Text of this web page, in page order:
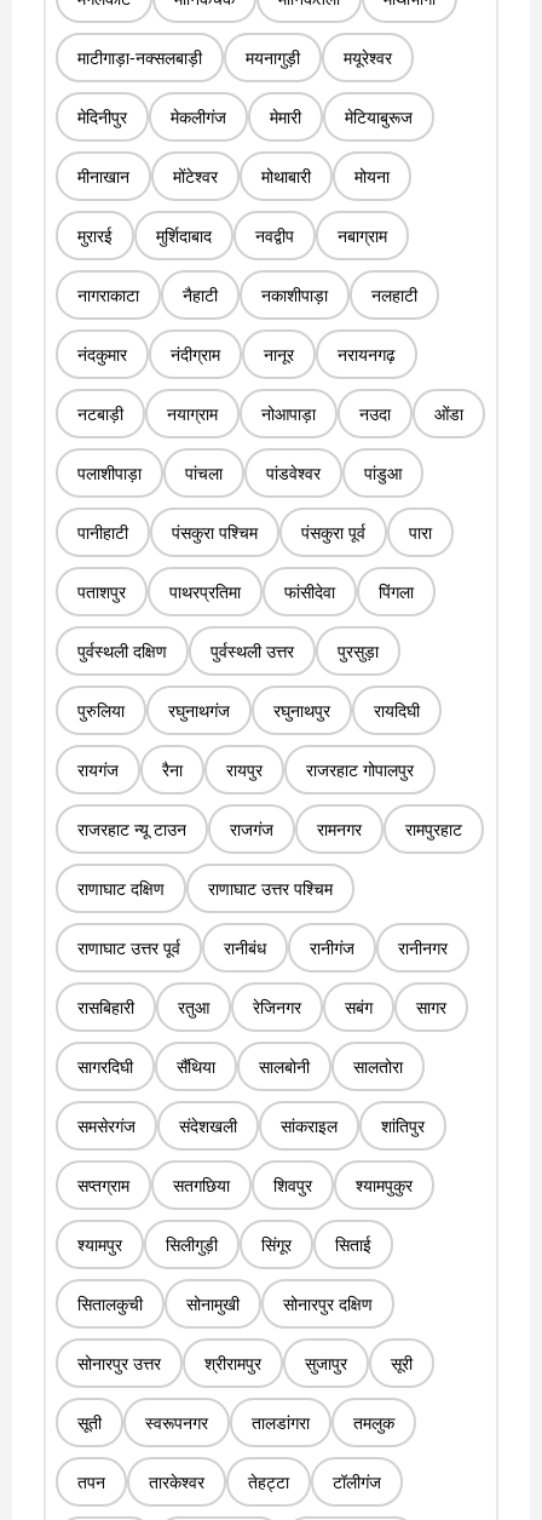
माटीगाड़ा-नक्सलबाड़ी मयनागुड़ी मयूरेश्वर
मेदिनीपुर मेकलीगंज मेमारी मेटियाबुरूज
मीनाखान मोंटेश्वर मोथाबारी मोयना
मुरारई मुर्शिदाबाद नवद्वीप नबाग्राम
नागराकाटा नैहाटी नकाशीपाड़ा नलहाटी
नंदकुमार नंदीग्राम नानूर नरायनगढ़
नटबाड़ी नयाग्राम नोआपाड़ा नउदा ओंडा
पलाशीपाड़ा पांचला पांडवेश्वर पांडुआ
पानीहाटी पंसकुरा पश्चिम पंसकुरा पूर्व पारा
पताशपुर पाथरप्रतिमा फांसीदेवा पिंगला
पुर्वस्थली दक्षिण पुर्वस्थली उत्तर पुरसुड़ा
पुरुलिया रघुनाथगंज रघुनाथपुर रायदिघी
रायगंज रैना रायपुर राजरहाट गोपालपुर
राजरहाट न्यू टाउन राजगंज रामनगर रामपुरहाट
राणाघाट दक्षिण राणाघाट उत्तर पश्चिम
राणाघाट उत्तर पूर्व रानीबंध रानीगंज रानीनगर
रासबिहारी रतुआ रेजिनगर सबंग सागर
सागरदिघी सैंथिया सालबोनी सालतोरा
समसेरगंज संदेशखली सांकराइल शांतिपुर
सप्तग्राम सतगछिया शिवपुर श्यामपुकुर
श्यामपुर सिलीगुड़ी सिंगूर सिताई
सितालकुची सोनामुखी सोनारपुर दक्षिण
सोनारपुर उत्तर श्रीरामपुर सुजापुर सूरी
सूती स्वरूपनगर तालडांगरा तमलुक
तपन तारकेश्वर तेहट्टा टॉलीगंज